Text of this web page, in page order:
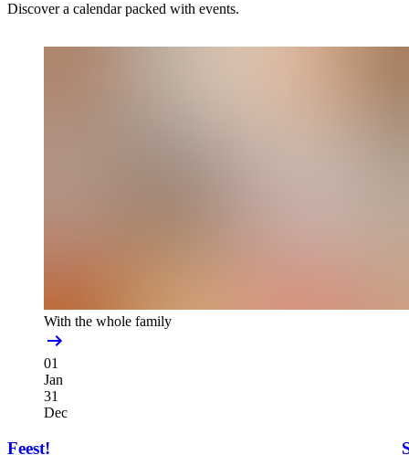
Discover a calendar packed with events.
With the whole family
01
Jan
31
Dec
Feest!